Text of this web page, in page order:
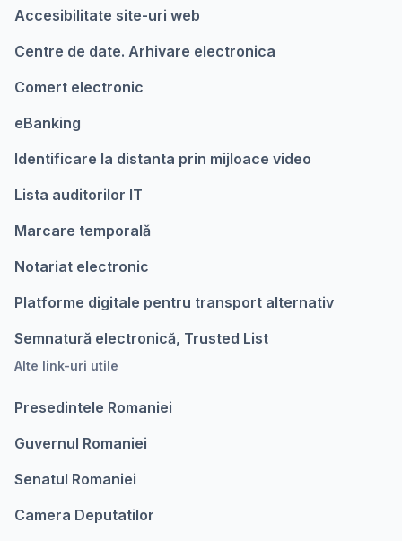
Accesibilitate site-uri web
Centre de date. Arhivare electronica
Comert electronic
eBanking
Identificare la distanta prin mijloace video
Lista auditorilor IT
Marcare temporalǎ
Notariat electronic
Platforme digitale pentru transport alternativ
Semnatură electronică, Trusted List
Alte link-uri utile
Presedintele Romaniei
Guvernul Romaniei
Senatul Romaniei
Camera Deputatilor